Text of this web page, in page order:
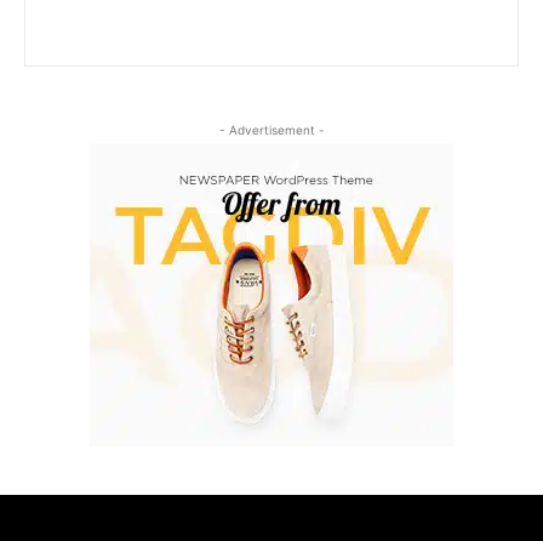
- Advertisement -